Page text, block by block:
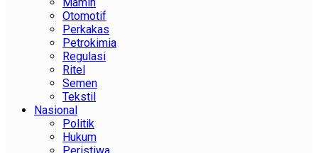
Otomotif
Perkakas
Petrokimia
Regulasi
Ritel
Semen
Tekstil
Nasional
Politik
Hukum